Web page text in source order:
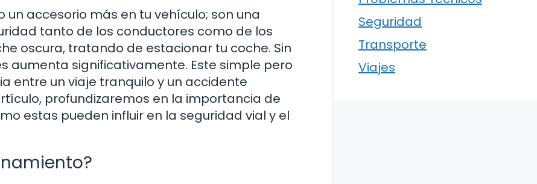
accesorio más en tu vehículo; son una
tanto de los conductores como de los
oscura, tratando de estacionar tu coche. Sin
aumenta significativamente. Este simple pero
entre un viaje tranquilo y un accidente
profundizaremos en la importancia de
estas pueden influir en la seguridad vial y el
Seguridad
Transporte
Viajes